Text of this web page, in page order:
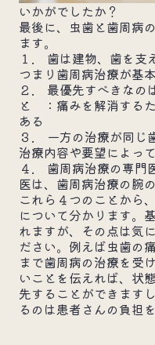
いかがでしたか？
最後に、虫歯と歯周病
ます。
１. 歯は建物、歯を支
つまり歯周病治療が基
２. 最優先すべきなの
と ：痛みを解消する
ある
３. 一方の治療が同じ
治療内容や要望によっ
４. 歯周病治療の専門
医は、歯周病治療の腕
これら４つのことから
について分かります。
れますが、その点は気
ださい。例えば虫歯の
まで歯周病の治療を受
いことを伝えれば、状
先することができます
るのは患者さんの負担